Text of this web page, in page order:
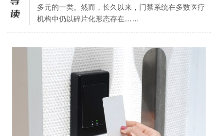
多元的一类。然而，长久以来，门禁系统在多数医疗
机构中仍以碎片化形态存在……